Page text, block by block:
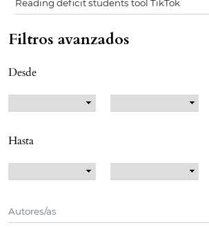
Filtros avanzados
Desde
Hasta